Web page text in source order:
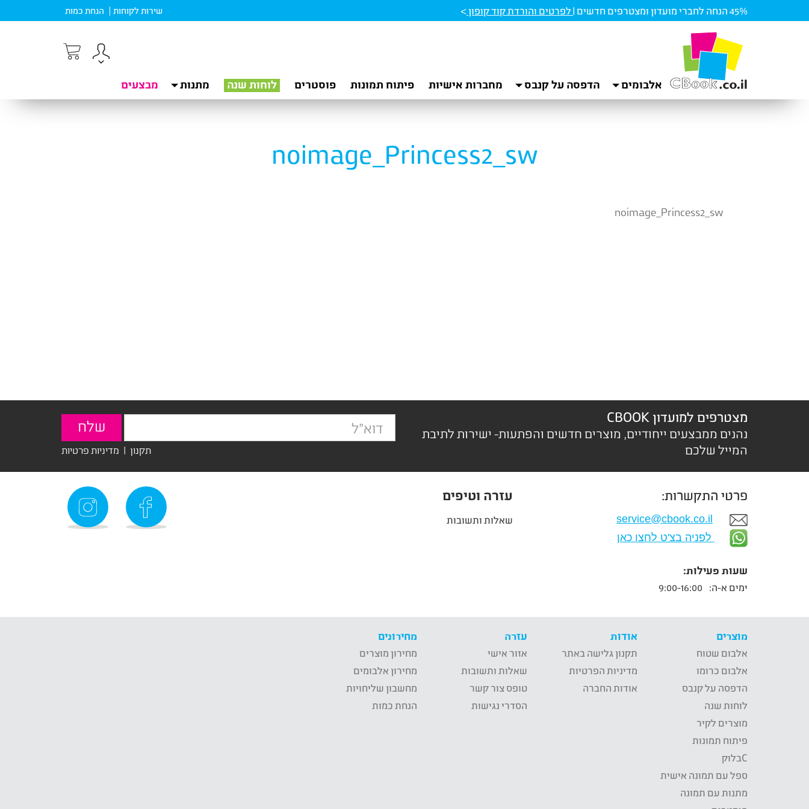
45% הנחה לחברי מועדון ומצטרפים חדשים | לפרטים והורדת קוד קופון> שירות לקוחות הנחת כמות
אלבומים הדפסה על קנבס מחברות אישיות פיתוח תמונות פוסטרים לוחות שנה מתנות מבצעים
noimage_Princess2_sw
noimage_Princess2_sw
מצטרפים למועדון CBOOK
נהנים ממבצעים ייחודיים, מוצרים חדשים והפתעות- ישירות לתיבת
המייל שלכם
תקנון | מדיניות פרטיות
פרטי התקשרות:
service@cbook.co.il
לפניה בצ'ט לחצו כאן
שעות פעילות:
ימים א-ה:
עזרה וטיפים
שאלות ותשובות
מוצרים
אלבום שטוח
אלבום כרומו
הדפסה על קנבס
לוחות שנה
מוצרים לקיר
פיתוח תמונות
Cבלוק
ספל עם תמונה אישית
מתנות עם תמונה
אודות
תקנון גלישה באתר
מדיניות הפרטיות
אודות החברה
עזרה
אזור אישי
שאלות ותשובות
טופס צור קשר
הסדרי נגישות
מחירונים
מחירון מוצרים
מחירון אלבומים
מחשבון שליחויות
הנחת כמות